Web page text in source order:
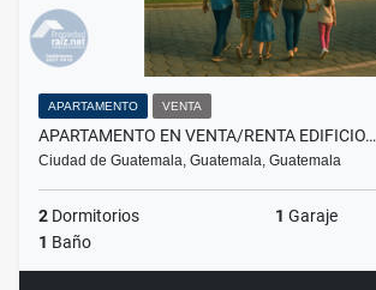
APARTAMENTO VENTA
APARTAMENTO EN VENTA/RENTA EDIFICIO…
Ciudad de Guatemala, Guatemala, Guatemala
2 Dormitorios 1 Garaje
1 Baño